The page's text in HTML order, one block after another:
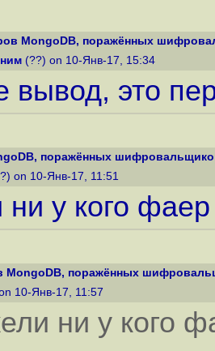
MongoDB, поражённых
(??) on 10-Янв-17, 15:34
вывод, это
поражённых
on 10-Янв-17, 11:51
у кого
MongoDB, поражённых
10-Янв-17, 11:57
ни у кого